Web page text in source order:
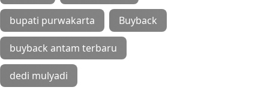
bupati purwakarta Buyback
buyback antam terbaru
dedi mulyadi